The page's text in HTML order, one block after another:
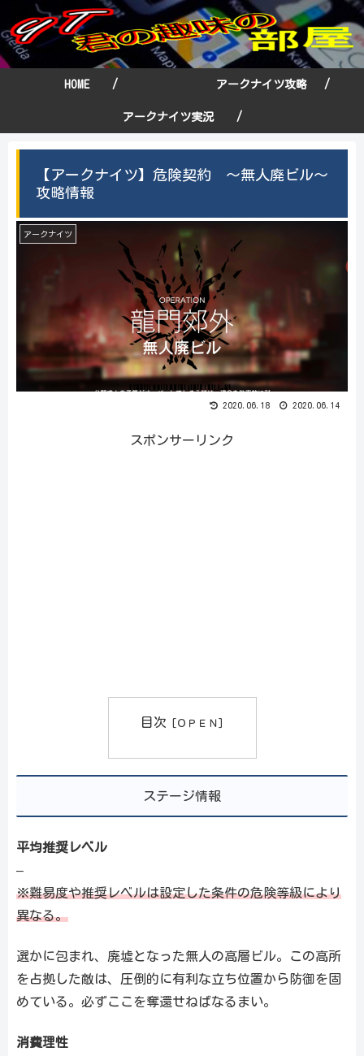
HOME / アークナイツ攻略 /
アークナイツ実況 /
【アークナイツ】危険契約 ～無人廃ビル～
攻略情報
アークナイツ
2020.06.18 2020.06.14
スポンサーリンク
目次
ステージ情報
平均推奨レベル
–
※難易度や推奨レベルは設定した条件の危険等級により
異なる。
選かに包まれ、廃墟となった無人の高層ビル。この高所
を占拠した敵は、圧倒的に有利な立ち位置から防御を固
めている。必ずここを奪還せねばなるまい。
消費理性